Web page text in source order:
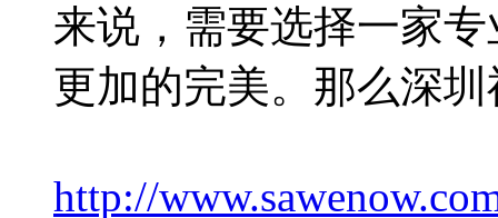
来说，需要选择一家
更加的完美。那么深圳
http://